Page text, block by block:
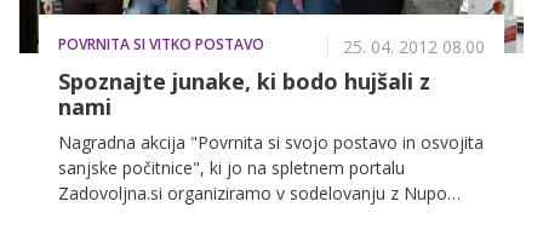
POVRNITA SI VITKO POSTAVO 25. 04. 2012 08.00
Spoznajte junake, ki bodo hujšali z
nami
Nagradna akcija "Povrnita si svojo postavo in osvojita
sanjske počitnice", ki jo na spletnem portalu
Zadovoljna.si organiziramo v sodelovanju z Nupo